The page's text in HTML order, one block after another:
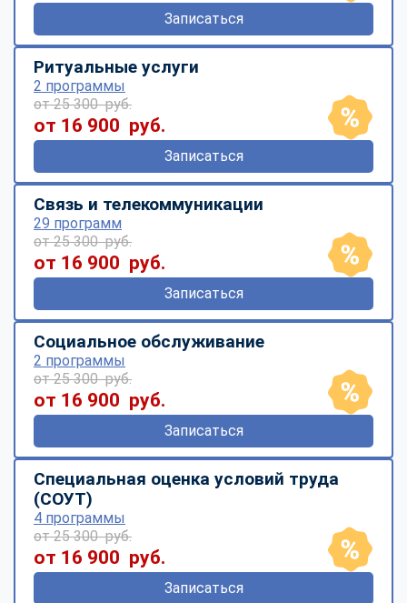
Записаться
Ритуальные услуги
2 программы
от 25 300 руб.
от 16 900 руб.
Записаться
Связь и телекоммуникации
29 программ
от 25 300 руб.
от 16 900 руб.
Записаться
Социальное обслуживание
2 программы
от 25 300 руб.
от 16 900 руб.
Записаться
Специальная оценка условий труда
(СОУТ)
4 программы
от 25 300 руб.
от 16 900 руб.
Записаться